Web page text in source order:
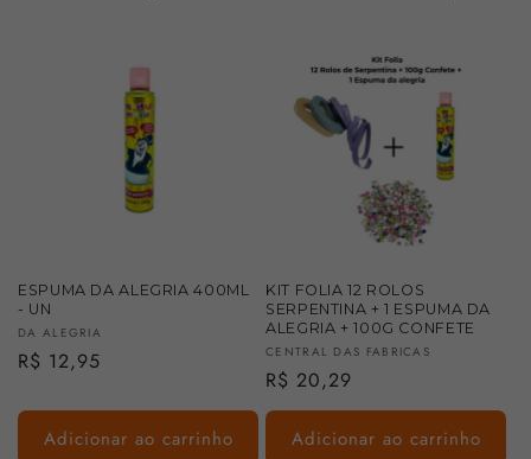
ESPUMA DA ALEGRIA 400ML
- UN
Fornecedor:
DA ALEGRIA
Preço
R$ 12,95
Adicionar ao carrinho
KIT FOLIA 12 ROLOS
SERPENTINA + 1 ESPUMA DA
ALEGRIA + 100G CONFETE
Fornecedor:
CENTRAL DAS FABRICAS
Preço
normal
R$ 20,29
Adicionar ao carrinho